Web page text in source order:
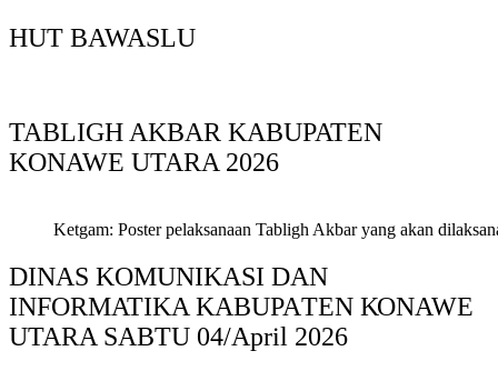
HUT BAWASLU
TABLIGH AKBAR KABUPATEN
KONAWE UTARA 2026
Ketgam: Poster pelaksanaan Tabligh Akbar yang akan
DINAS KOMUNIKASI DAN
INFORMATIKA KABUPAΤΕΝ ΚΟNAWE
UTARA SABTU 04/April 2026